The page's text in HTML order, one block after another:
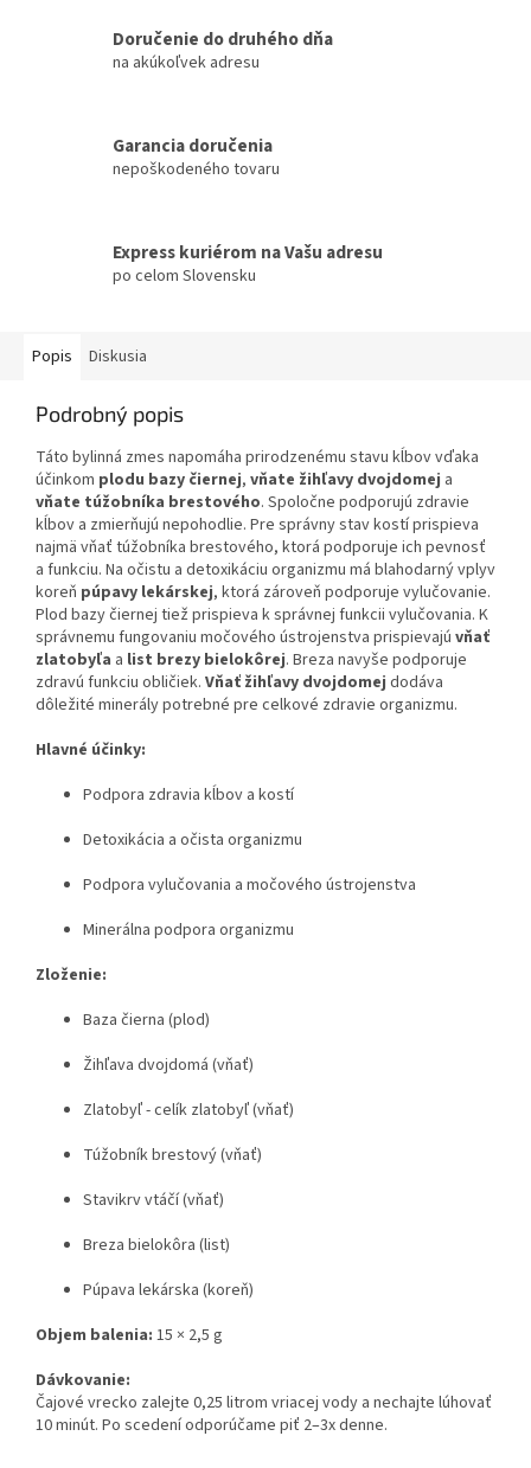
Doručenie do druhého dňa
na akúkoľvek adresu
Garancia doručenia
nepoškodeného tovaru
Express kuriérom na Vašu adresu
po celom Slovensku
Popis Diskusia
Podrobný popis
Táto bylinná zmes napomáha prirodzenému stavu kĺbov vďaka
účinkom plodu bazy čiernej, vňate žihľavy dvojdomej a
vňate túžobníka brestového. Spoločne podporujú zdravie
kĺbov a zmierňujú nepohodlie. Pre správny stav kostí prispieva
najmä vňať túžobníka brestového, ktorá podporuje ich pevnosť
a funkciu. Na očistu a detoxikáciu organizmu má blahodarný vplyv
koreň púpavy lekárskej, ktorá zároveň podporuje vylučovanie.
Plod bazy čiernej tiež prispieva k správnej funkcii vylučovania. K
správnemu fungovaniu močového ústrojenstva prispievajú vňať
zlatobyľa a list brezy bielokôrej. Breza navyše podporuje
zdravú funkciu obličiek. Vňať žihľavy dvojdomej dodáva
dôležité minerály potrebné pre celkové zdravie organizmu.
Hlavné účinky:
Podpora zdravia kĺbov a kostí
Detoxikácia a očista organizmu
Podpora vylučovania a močového ústrojenstva
Minerálna podpora organizmu
Zloženie:
Baza čierna (plod)
Žihľava dvojdomá (vňať)
Zlatobyľ - celík zlatobyľ (vňať)
Túžobník brestový (vňať)
Stavikrv vtáčí (vňať)
Breza bielokôra (list)
Púpava lekárska (koreň)
Objem balenia: 15 × 2,5 g
Dávkovanie:
Čajové vrecko zalejte 0,25 litrom vriacej vody a nechajte lúhovať
10 minút. Po scedení odporúčame piť 2–3x denne.